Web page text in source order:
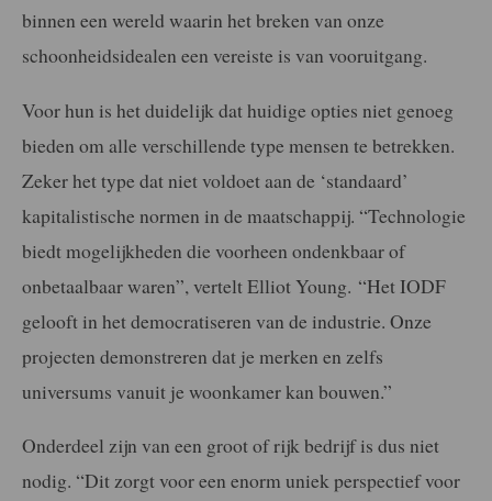
binnen een wereld waarin het breken van onze
schoonheidsidealen een vereiste is van vooruitgang.
Voor hun is het duidelijk dat huidige opties niet genoeg
bieden om alle verschillende type mensen te betrekken.
Zeker het type dat niet voldoet aan de ‘standaard’
kapitalistische normen in de maatschappij. “Technologie
biedt mogelijkheden die voorheen ondenkbaar of
onbetaalbaar waren”, vertelt Elliot Young. “Het IODF
gelooft in het democratiseren van de industrie. Onze
projecten demonstreren dat je merken en zelfs
universums vanuit je woonkamer kan bouwen.”
Onderdeel zijn van een groot of rijk bedrijf is dus niet
nodig. “Dit zorgt voor een enorm uniek perspectief voor